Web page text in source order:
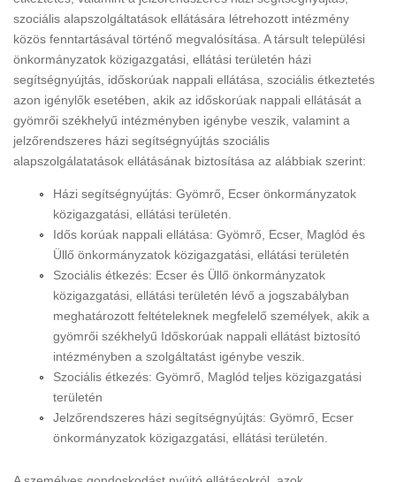
szociális alapszolgáltatások ellátására létrehozott intézmény
közös fenntartásával történő megvalósítása. A társult települési
önkormányzatok közigazgatási, ellátási területén házi
segítségnyújtás, időskorúak nappali ellátása, szociális étkeztetés
azon igénylők esetében, akik az időskorúak nappali ellátását a
gyömrői székhelyű intézményben igénybe veszik, valamint a
jelzőrendszeres házi segítségnyújtás szociális
alapszolgálatatások ellátásának biztosítása az alábbiak szerint:
Házi segítségnyújtás: Gyömrő, Ecser önkormányzatok
közigazgatási, ellátási területén.
Idős korúak nappali ellátása: Gyömrő, Ecser, Maglód és
Üllő önkormányzatok közigazgatási, ellátási területén
Szociális étkezés: Ecser és Üllő önkormányzatok
közigazgatási, ellátási területén lévő a jogszabályban
meghatározott feltételeknek megfelelő személyek, akik a
gyömrői székhelyű Időskorúak nappali ellátást biztosító
intézményben a szolgáltatást igénybe veszik.
Szociális étkezés: Gyömrő, Maglód teljes közigazgatási
területén
Jelzőrendszeres házi segítségnyújtás: Gyömrő, Ecser
önkormányzatok közigazgatási, ellátási területén.